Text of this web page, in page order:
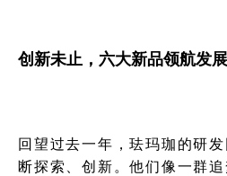
创新未止，六大新品领航发展
回望过去一年，珐玛珈的研
断探索、创新。他们像一群